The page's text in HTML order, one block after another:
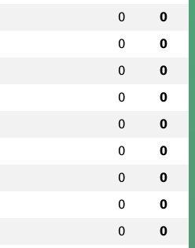
0 0
0 0
0 0
0 0
0 0
0 0
0 0
0 0
0 0